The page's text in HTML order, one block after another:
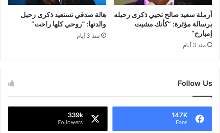
أرملة سعيد صالح تحيي ذكرى رحيله
برسالة مؤثرة: “كأنك مشيت
إمبارح”
منذ 3 أيام
هالة صدقي تستعيد ذكرى رحيل
والدتها: “روحي كلها راحت”
منذ 3 أيام
Follow Us
147K
Fans
339k
Followers